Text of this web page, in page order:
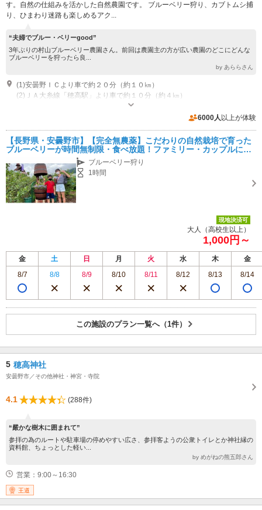
す。自然の仕組みを活かした自然農園です。 ブルーベリー狩り、カブトムシ捕
り、ひまわり迷路も楽しめるアク...
“夫婦でブルー・ベリーgood”
3年ぶりの村山ブルーベリー農園さん。前回は農園主の方が広い農園のどこにどんな
ブルーベリーを狩ったら良...
by あららさん
(1)安曇野ＩＣより車で約２０分（約１０㎞）
(2)ＪＡ大糸線「穂高駅」より車で約１０分（約４㎞）
6000人 以上が体験
【長野県・安曇野市】【完全無農薬】こだわりの自然栽培で育った
ブルーベリーが時間無制限・食べ放題！ファミリー・カップルにお
ブルーベリー狩り
1時間
現地決済可
大人（高校生以上）
1,000円～
金 土 日 月 火 水 木
金
8/7
8/8 8/9 8/10 8/11 8/12 8/13 8/14
この施設のプラン一覧へ（1件）
5 穂高神社
安曇野市／その他神社・神宮・寺院
4.1 (288件)
“嚴かな樹木に囲まれて”
参拝の為のルートや駐車場の停めやすい広さ、参拝客ようの公衆トイレとか神社縁の
資料館、ちょっとした軽い...
by めがねの熊五郎さん
営業：9:00～16:30
王道